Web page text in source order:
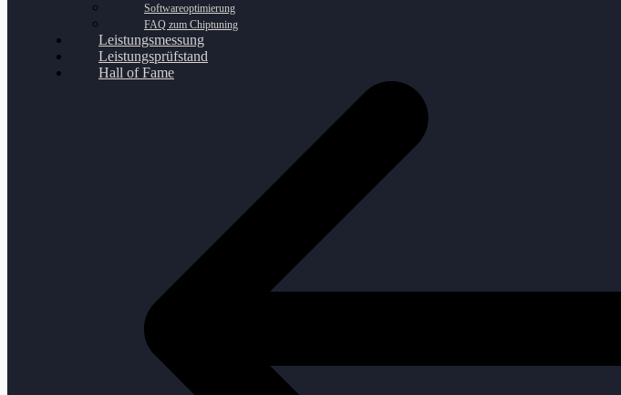
Softwareoptimierung
FAQ zum Chiptuning
Leistungsmessung
Leistungsprüfstand
Hall of Fame